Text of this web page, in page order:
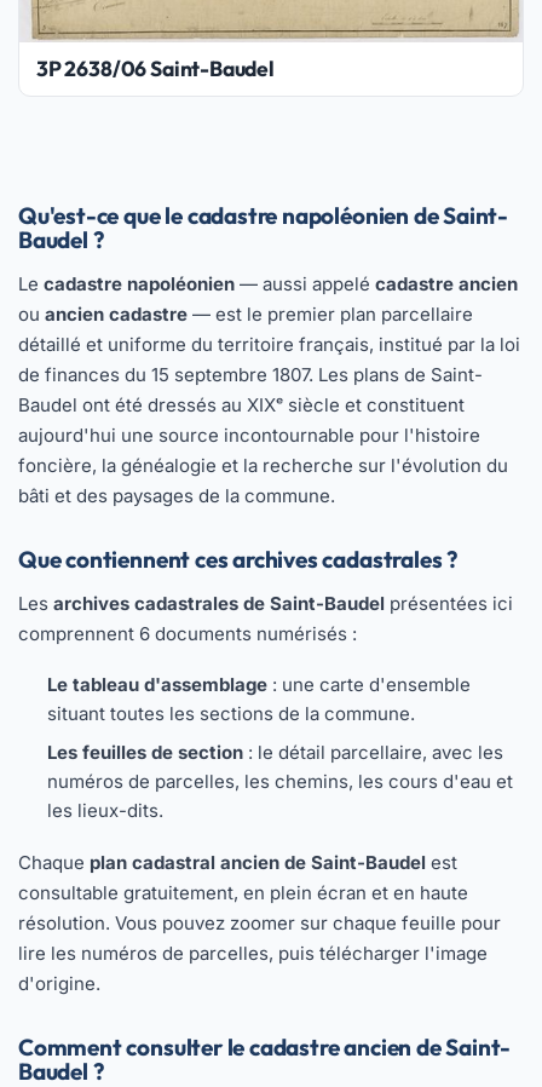
3P 2638/06 Saint-Baudel
Qu'est-ce que le cadastre napoléonien de Saint-
Baudel ?
Le cadastre napoléonien — aussi appelé cadastre ancien
ou ancien cadastre — est le premier plan parcellaire
détaillé et uniforme du territoire français, institué par la loi
de finances du 15 septembre 1807. Les plans de Saint-
Baudel ont été dressés au XIXᵉ siècle et constituent
aujourd'hui une source incontournable pour l'histoire
foncière, la généalogie et la recherche sur l'évolution du
bâti et des paysages de la commune.
Que contiennent ces archives cadastrales ?
Les archives cadastrales de Saint-Baudel présentées ici
comprennent 6 documents numérisés :
Le tableau d'assemblage : une carte d'ensemble
situant toutes les sections de la commune.
Les feuilles de section : le détail parcellaire, avec les
numéros de parcelles, les chemins, les cours d'eau et
les lieux-dits.
Chaque plan cadastral ancien de Saint-Baudel est
consultable gratuitement, en plein écran et en haute
résolution. Vous pouvez zoomer sur chaque feuille pour
lire les numéros de parcelles, puis télécharger l'image
d'origine.
Comment consulter le cadastre ancien de Saint-
Baudel ?